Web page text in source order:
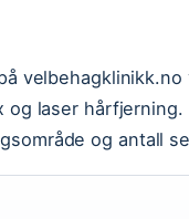
og laser
og antall